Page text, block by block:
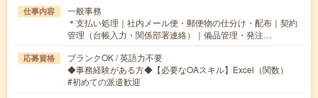
仕事内容
一般事務
＊支払い処理｜社内メール便・郵便物の仕分け・配布｜契約
管理（台帳入力・関係部署連絡）｜備品管理・発注…
応募資格
ブランクOK / 英語力不要
◆事務経験がある方◆【必要なOAスキル】Excel（関数）
#初めての派遣歓迎